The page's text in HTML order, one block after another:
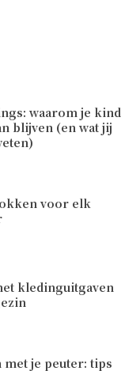
waarom je kind
blijven (en wat jij
voor elk
kledinguitgaven
met je peuter: tips